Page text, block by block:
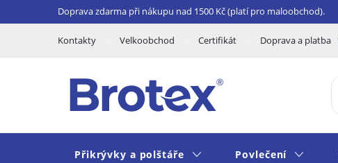
na
Doprava zdarma při nákupu nad 1500 Kč (platí pro maloobchod).
Kontakty Velkoobchod Certifikát Doprava a platba
Přikrývky a polštáře Povlečení